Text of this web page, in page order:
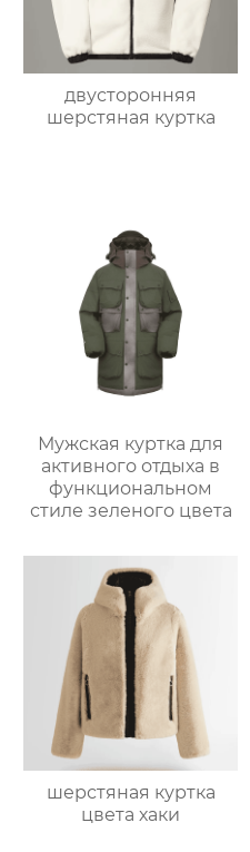
двусторонняя
шерстяная куртка
Мужская куртка для
активного отдыха в
функциональном
стиле зеленого цвета
шерстяная куртка
цвета хаки